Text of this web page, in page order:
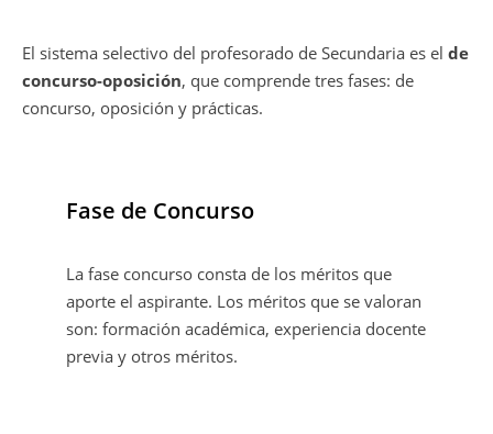
El sistema selectivo del profesorado de Secundaria es el de
concurso-oposición, que comprende tres fases: de
concurso, oposición y prácticas.
Fase de Concurso
La fase concurso consta de los méritos que
aporte el aspirante. Los méritos que se valoran
son: formación académica, experiencia docente
previa y otros méritos.